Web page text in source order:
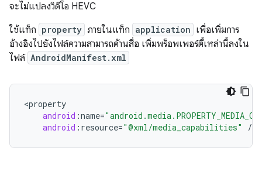
จะไม่แปลงวิดีโอ HEVC
ใช้แท็ก property ภายในแท็ก application เพื่อเพิ่มการ
อ้างอิงไปยังไฟล์ความสามารถด้านสื่อ เพิ่มพร็อพเพอร์ตี้เหล่านี้ลงใน
ไฟล์ AndroidManifest.xml
<property
android :name=
android : resource="@xml/media_capabilities" /